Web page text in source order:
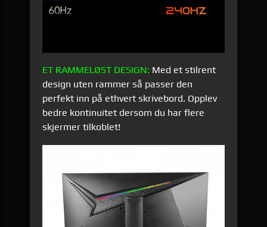
ET RAMMELØST DESIGN: Med et stilrent
design uten rammer så passer den
perfekt inn på ethvert skrivebord. Opplev
bedre kontinuitet dersom du har flere
skjermer tilkoblet!